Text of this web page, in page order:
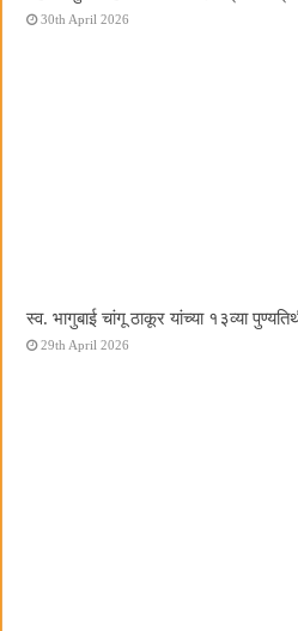
30th April 2026
स्व. भागुबाई चांगू ठाकूर यांच्या १३व्या
29th April 2026